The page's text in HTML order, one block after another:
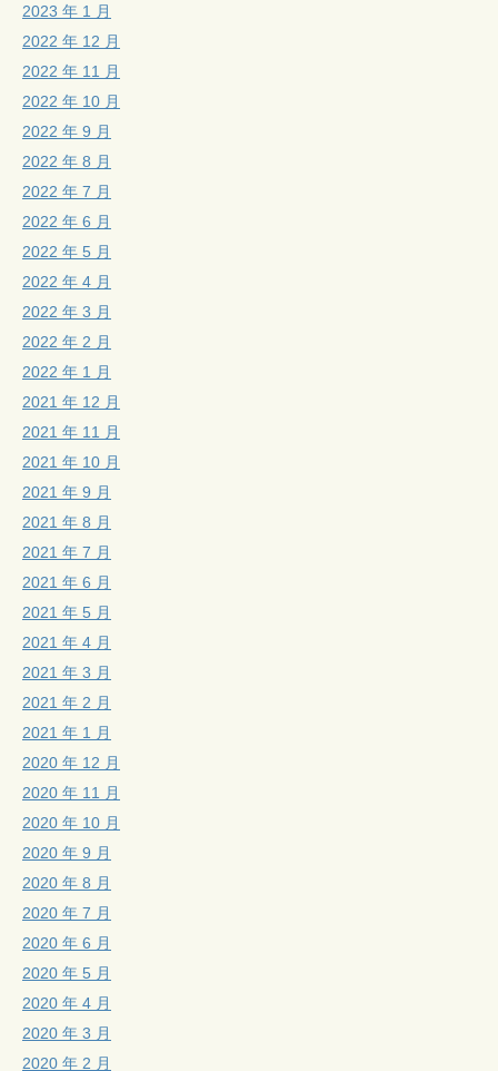
2023 年 1 月
2022 年 12 月
2022 年 11 月
2022 年 10 月
2022 年 9 月
2022 年 8 月
2022 年 7 月
2022 年 6 月
2022 年 5 月
2022 年 4 月
2022 年 3 月
2022 年 2 月
2022 年 1 月
2021 年 12 月
2021 年 11 月
2021 年 10 月
2021 年 9 月
2021 年 8 月
2021 年 7 月
2021 年 6 月
2021 年 5 月
2021 年 4 月
2021 年 3 月
2021 年 2 月
2021 年 1 月
2020 年 12 月
2020 年 11 月
2020 年 10 月
2020 年 9 月
2020 年 8 月
2020 年 7 月
2020 年 6 月
2020 年 5 月
2020 年 4 月
2020 年 3 月
2020 年 2 月